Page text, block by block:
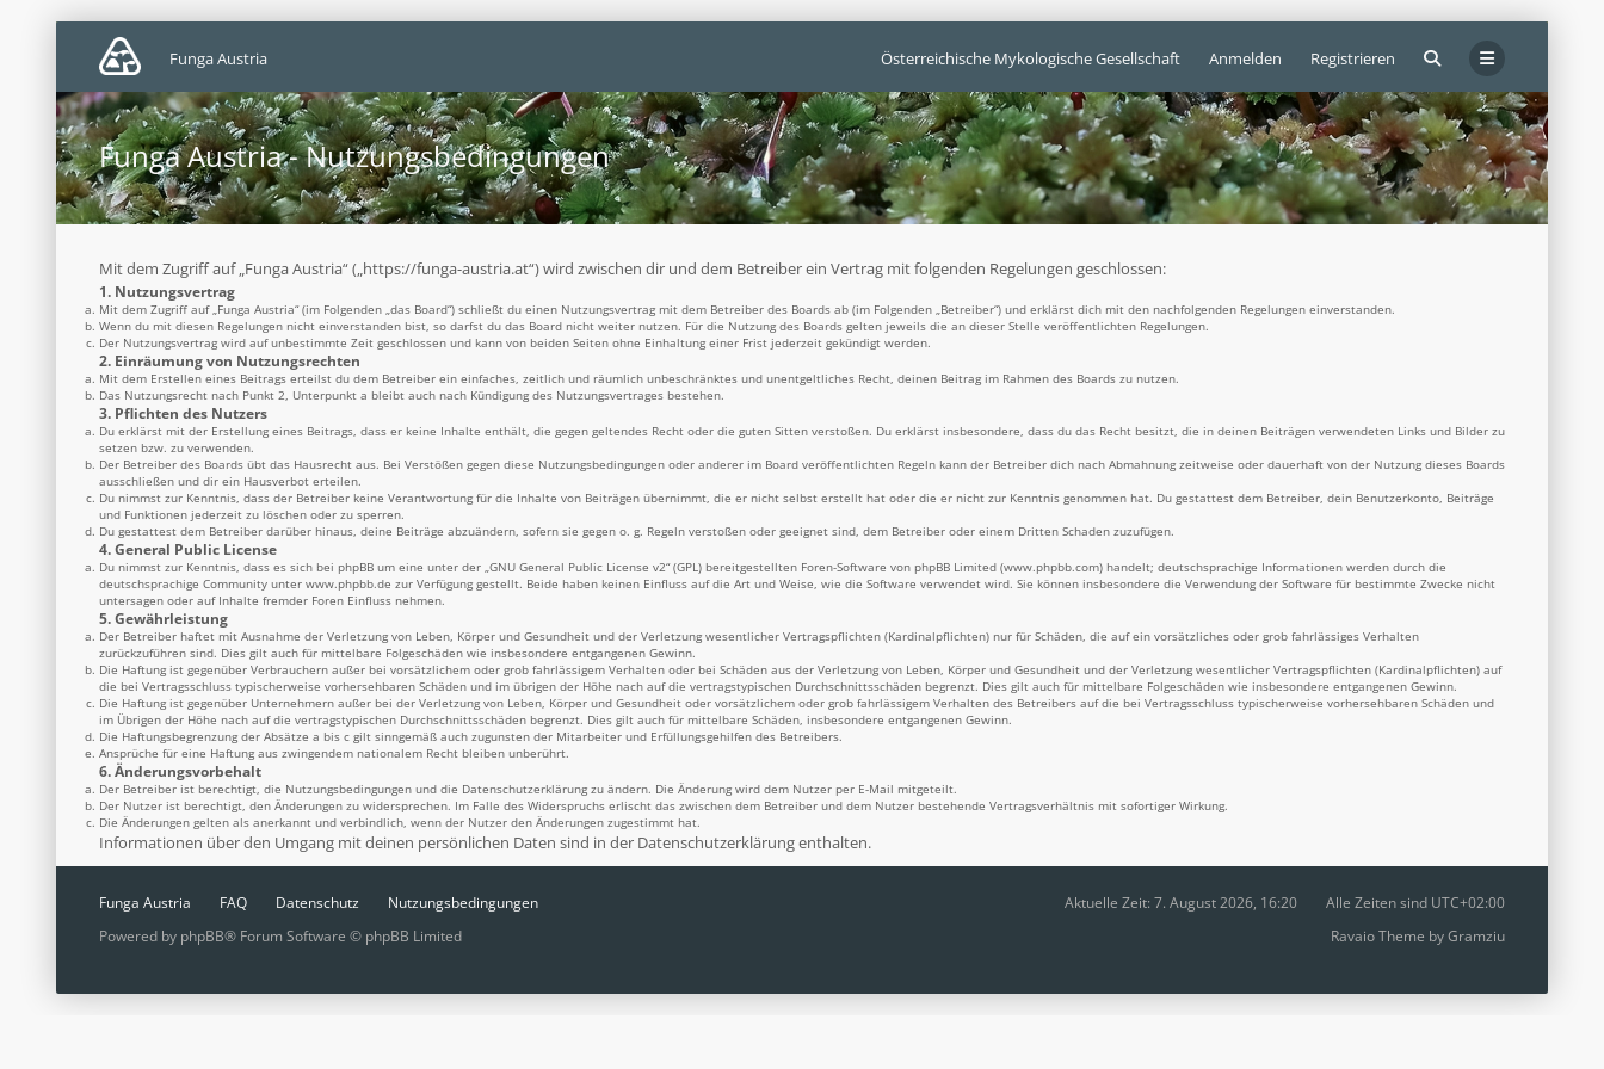
Österreichische Mykologische Gesellschaft Anmelden Registrieren
Funga Austria
Funga Austria - Nutzungsbedingungen
Mit dem Zugriff auf „Funga Austria“ („https://funga-austria.at“) wird zwischen dir und dem Betreiber ein Vertrag mit folgenden Regelungen geschlossen:
1. Nutzungsvertrag
Mit dem Zugriff auf „Funga Austria“ (im Folgenden „das Board“) schließt du einen Nutzungsvertrag mit dem Betreiber des Boards ab (im Folgenden „Betreiber“) und erklärst dich mit den nachfolgenden Regelungen einverstanden.
Wenn du mit diesen Regelungen nicht einverstanden bist, so darfst du das Board nicht weiter nutzen. Für die Nutzung des Boards gelten jeweils die an dieser Stelle veröffentlichten Regelungen.
Der Nutzungsvertrag wird auf unbestimmte Zeit geschlossen und kann von beiden Seiten ohne Einhaltung einer Frist jederzeit gekündigt werden.
2. Einräumung von Nutzungsrechten
Mit dem Erstellen eines Beitrags erteilst du dem Betreiber ein einfaches, zeitlich und räumlich unbeschränktes und unentgeltliches Recht, deinen Beitrag im Rahmen des Boards zu nutzen.
Das Nutzungsrecht nach Punkt 2, Unterpunkt a bleibt auch nach Kündigung des Nutzungsvertrages bestehen.
3. Pflichten des Nutzers
Du erklärst mit der Erstellung eines Beitrags, dass er keine Inhalte enthält, die gegen geltendes Recht oder die guten Sitten verstoßen. Du erklärst insbesondere, dass du das Recht besitzt, die in deinen Beiträgen verwendeten Links und Bilder zu
setzen bzw. zu verwenden.
Der Betreiber des Boards übt das Hausrecht aus. Bei Verstößen gegen diese Nutzungsbedingungen oder anderer im Board veröffentlichten Regeln kann der Betreiber dich nach Abmahnung zeitweise oder dauerhaft von der Nutzung dieses Boards
ausschließen und dir ein Hausverbot erteilen.
Du nimmst zur Kenntnis, dass der Betreiber keine Verantwortung für die Inhalte von Beiträgen übernimmt, die er nicht selbst erstellt hat oder die er nicht zur Kenntnis genommen hat. Du gestattest dem Betreiber, dein Benutzerkonto, Beiträge
und Funktionen jederzeit zu löschen oder zu sperren.
Du gestattest dem Betreiber darüber hinaus, deine Beiträge abzuändern, sofern sie gegen o. g. Regeln verstoßen oder geeignet sind, dem Betreiber oder einem Dritten Schaden zuzufügen.
4. General Public License
Du nimmst zur Kenntnis, dass es sich bei phpBB um eine unter der „GNU General Public License v2“ (GPL) bereitgestellten Foren-Software von phpBB Limited (www.phpbb.com) handelt; deutschsprachige Informationen werden durch die
deutschsprachige Community unter www.phpbb.de zur Verfügung gestellt. Beide haben keinen Einfluss auf die Art und Weise, wie die Software verwendet wird. Sie können insbesondere die Verwendung der Software für bestimmte Zwecke nicht
untersagen oder auf Inhalte fremder Foren Einfluss nehmen.
5. Gewährleistung
Der Betreiber haftet mit Ausnahme der Verletzung von Leben, Körper und Gesundheit und der Verletzung wesentlicher Vertragspflichten (Kardinalpflichten) nur für Schäden, die auf ein vorsätzliches oder grob fahrlässiges Verhalten
zurückzuführen sind. Dies gilt auch für mittelbare Folgeschäden wie insbesondere entgangenen Gewinn.
Die Haftung ist gegenüber Verbrauchern außer bei vorsätzlichem oder grob fahrlässigem Verhalten oder bei Schäden aus der Verletzung von Leben, Körper und Gesundheit und der Verletzung wesentlicher Vertragspflichten (Kardinalpflichten) auf
die bei Vertragsschluss typischerweise vorhersehbaren Schäden und im übrigen der Höhe nach auf die vertragstypischen Durchschnittsschäden begrenzt. Dies gilt auch für mittelbare Folgeschäden wie insbesondere entgangenen Gewinn.
Die Haftung ist gegenüber Unternehmern außer bei der Verletzung von Leben, Körper und Gesundheit oder vorsätzlichem oder grob fahrlässigem Verhalten des Betreibers auf die bei Vertragsschluss typischerweise vorhersehbaren Schäden und
im Übrigen der Höhe nach auf die vertragstypischen Durchschnittsschäden begrenzt. Dies gilt auch für mittelbare Schäden, insbesondere entgangenen Gewinn.
Die Haftungsbegrenzung der Absätze a bis c gilt sinngemäß auch zugunsten der Mitarbeiter und Erfüllungsgehilfen des Betreibers.
Ansprüche für eine Haftung aus zwingendem nationalem Recht bleiben unberührt.
6. Änderungsvorbehalt
Der Betreiber ist berechtigt, die Nutzungsbedingungen und die Datenschutzerklärung zu ändern. Die Änderung wird dem Nutzer per E-Mail mitgeteilt.
Der Nutzer ist berechtigt, den Änderungen zu widersprechen. Im Falle des Widerspruchs erlischt das zwischen dem Betreiber und dem Nutzer bestehende Vertragsverhältnis mit sofortiger Wirkung.
Die Änderungen gelten als anerkannt und verbindlich, wenn der Nutzer den Änderungen zugestimmt hat.
Informationen über den Umgang mit deinen persönlichen Daten sind in der Datenschutzerklärung enthalten.
Funga Austria FAQ Datenschutz Nutzungsbedingungen Alle Zeiten sind UTC+02:00
Aktuelle Zeit: 7. August 2026, 16:20
Powered by phpBB® Forum Software © phpBB Limited Ravaio Theme byGramziu